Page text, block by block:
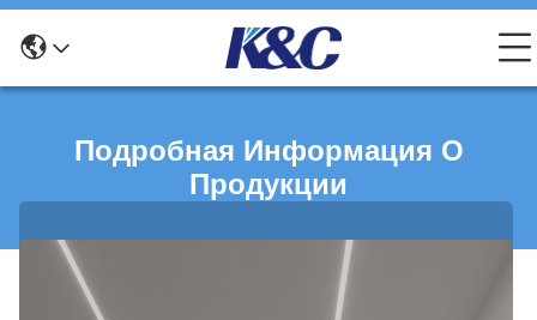
Подробная Информация О
Продукции